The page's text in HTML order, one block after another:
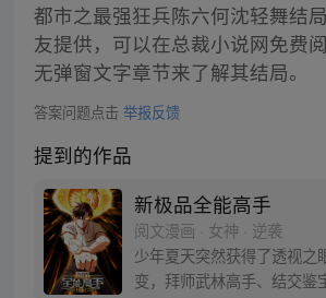
都市之最强狂兵陈六何沈轻舞结
友提供，可以在总裁小说网免费
无弹窗文字章节来了解其结局。
答案问题点击 举报反馈
提到的作品
新极品全能高手
阅文漫画 · 女神 · 逆袭
少年夏天突然获得了透视之
变，拜师武林高手、结交